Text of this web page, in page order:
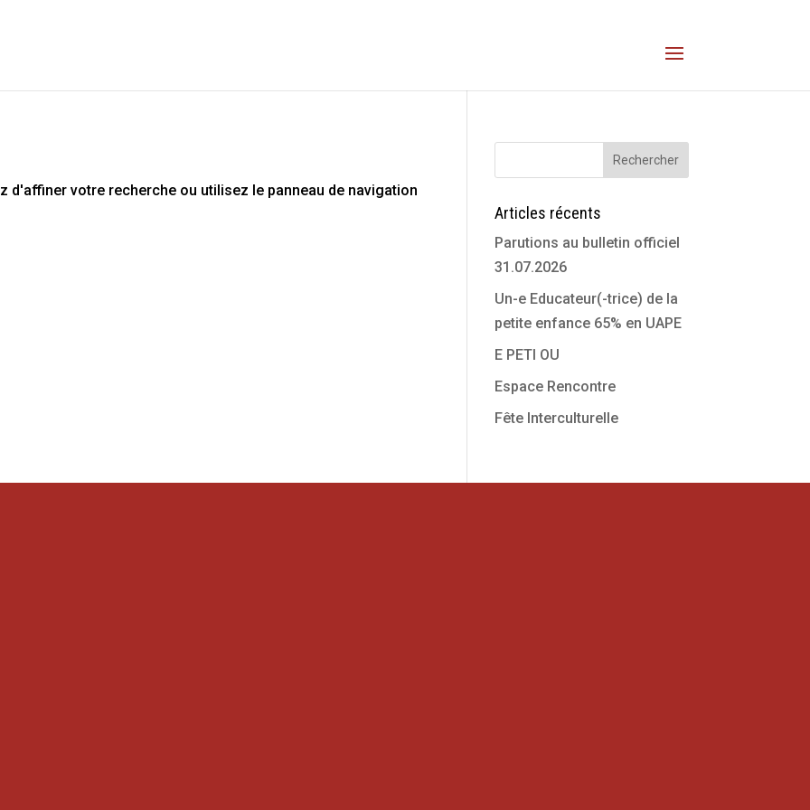
d'affiner votre recherche ou utilisez le panneau de navigation
Articles récents
Parutions au bulletin officiel
31.07.2026
Un-e Educateur(-trice) de la
petite enfance 65% en UAPE
E PETI OU
Espace Rencontre
Fête Interculturelle